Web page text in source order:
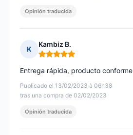
Opinión traducida
K
Kambiz B.
Nota: 5 de 5
Publicado el 13/02/2023 à 06h38
tras una compra de 02/02/2023
Entrega rápida, producto conforme
Opinión traducida